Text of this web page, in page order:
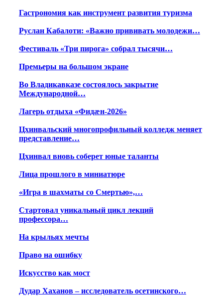
Гастрономия как инструмент развития туризма
Руслан Кабалоти: «Важно прививать молодежи…
Фестиваль «Три пирога» собрал тысячи…
Премьеры на большом экране
Во Владикавказе состоялось закрытие
Международной…
Лагерь отдыха «Фидæн-2026»
Цхинвальский многопрофильный колледж меняет
представление…
Цхинвал вновь соберет юные таланты
Лица прошлого в миниатюре
«Игра в шахматы со Смертью»,…
Стартовал уникальный цикл лекций
профессора…
На крыльях мечты
Право на ошибку
Искусство как мост
Дудар Хаханов – исследователь осетинского…